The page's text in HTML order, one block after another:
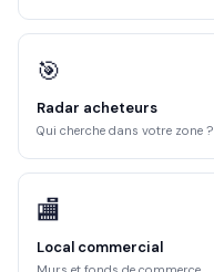
🎯
Radar acheteurs
Qui cherche dans votre zone ?
🏬
Local commercial